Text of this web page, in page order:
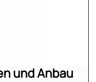
und Anbau